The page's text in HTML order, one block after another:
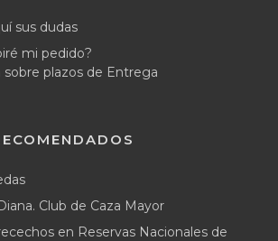
sus dudas
mi pedido?
plazos de Entrega
Club de Caza Mayor
en Reservas Nacionales de